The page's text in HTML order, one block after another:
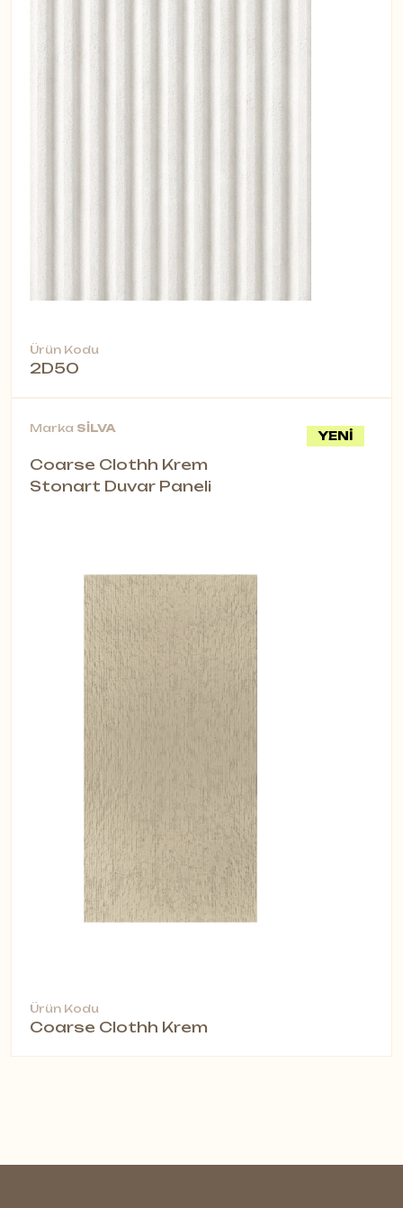
Ürün Kodu
2D50
YENİ
Marka SİLVA
Coarse Clothh Krem
Stonart Duvar Paneli
Ürün Kodu
Coarse Clothh Krem